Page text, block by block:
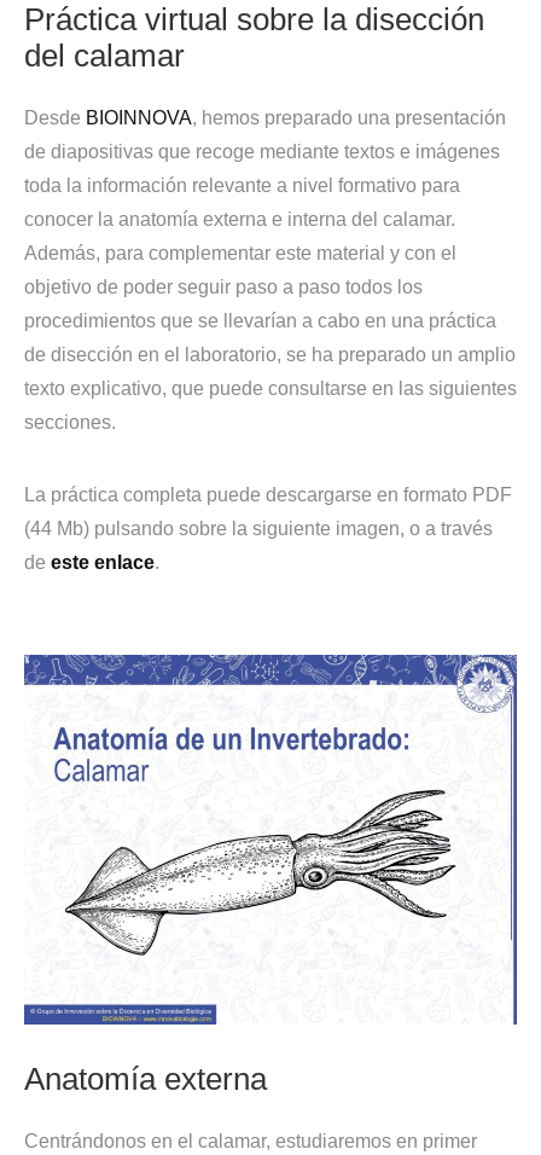
Práctica virtual sobre la disección
del calamar
Desde BIOINNOVA, hemos preparado una presentación
de diapositivas que recoge mediante textos e imágenes
toda la información relevante a nivel formativo para
conocer la anatomía externa e interna del calamar.
Además, para complementar este material y con el
objetivo de poder seguir paso a paso todos los
procedimientos que se llevarían a cabo en una práctica
de disección en el laboratorio, se ha preparado un amplio
texto explicativo, que puede consultarse en las siguientes
secciones.
La práctica completa puede descargarse en formato PDF
(44 Mb) pulsando sobre la siguiente imagen, o a través
de este enlace.
Anatomía externa
Centrándonos en el calamar, estudiaremos en primer